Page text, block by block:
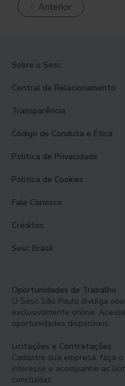
Anterior
Sobre o Sesc
Central de Relacionamento
Transparência
Código de Conduta e Ética
Política de Privacidade
Política de Cookies
Fale Conosco
Créditos
Sesc Brasil
Oportunidades de Trabalho
O Sesc São Paulo divulga
exclusivamente online.
oportunidades disponíveis.
Licitações e Contratações
Cadastre sua empresa, faça
interesse e acompanhe as
concluídas.